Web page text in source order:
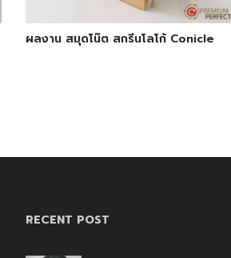
ผลงาน สมุดโน๊ต สกรีนโลโก้ Conicle
RECENT POST